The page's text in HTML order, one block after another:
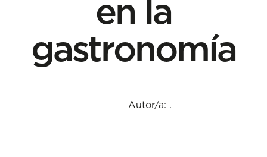
en la
gastronomía
Autor/a: .